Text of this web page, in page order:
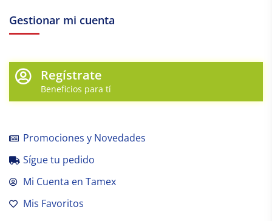
Gestionar mi cuenta
Regístrate
Beneficios para tí
Promociones y Novedades
Sígue tu pedido
Mi Cuenta en Tamex
Mis Favoritos